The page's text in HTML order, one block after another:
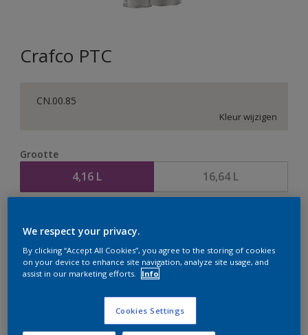
Crafco PTC
CN.00.85
Kleur wijzigen
Grootte
4,16 L 16,64 L
te bestellen. Houd de website in de gaten, we werken
er hard aan om de voorraad aan te vullen.
We respect your privacy.
By clicking “Accept All Cookies”, you agree to the storing of cookies
on your device to enhance site navigation, analyze site usage, and
assist in our marketing efforts.
Info
Cookies Settings